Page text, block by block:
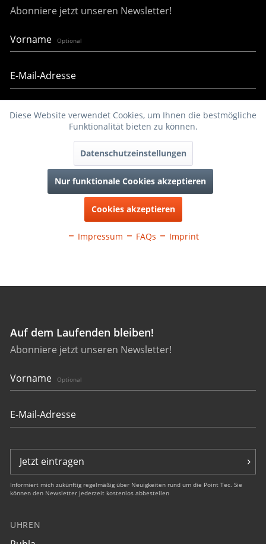
Auf dem Laufenden bleiben!
Abonniere jetzt unseren Newsletter!
Vorname Optional
Jetzt eintragen
Informiert mich zukünftig regelmäßig über Neuigkeiten rund um die Point Tec. Sie
können den Newsletter jederzeit kostenlos abbestellen
UHREN